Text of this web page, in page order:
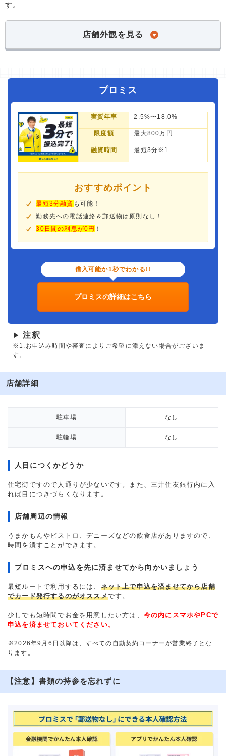
す。
店舗外観を見る
プロミス
実質年率 2.5%〜18.0%
限度額 最大800万円
融資時間 最短3分※1
おすすめポイント
最短3分融資 も可能！
勤務先への電話連絡＆郵送物は原則なし！
30日間の利息が0円 ！
借入可能か1秒でわかる!!
プロミスの詳細はこちら
▶ 注釈
※1.お申込み時間や審査によりご希望に添えない場合がございま
す。
店舗詳細
駐車場 なし
駐輪場 なし
人目につくかどうか
住宅街ですので人通りが少ないです。また、三井住友銀行内に入
れば目につきづらくなります。
店舗周辺の情報
うまかもんやビストロ、デニーズなどの飲食店がありますので、
時間を潰すことができます。
プロミスへの申込を先に済ませてから向かいましょう
最短ルートで利用するには、 ネット上で申込を済ませてから店舗
でカード発行するのがオススメです。
少しでも短時間でお金を用意したい方は、 今の内にスマホやPCで
申込を済ませておいてください。
※2026年9月6日以降は、すべての自動契約コーナーが営業終了とな
ります。
【注意】書類の持参を忘れずに